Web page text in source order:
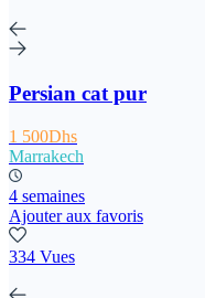
Persian cat pur
1 500Dhs
Marrakech
4 semaines
Ajouter aux favoris
334 Vues